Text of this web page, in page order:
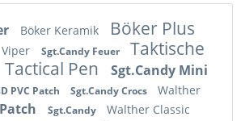
Böker Keramik Böker Plus
Viper Sgt.Candy Feuer
Taktische
Tactical Pen
Sgt.Candy Mini
PVC Patch Sgt.Candy Crocs
Walther
Sgt.Candy Walther Classic